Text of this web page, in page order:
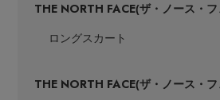
THE NORTH FACE(ザ・ノース・
ロングスカート
THE NORTH FACE(ザ・ノース・